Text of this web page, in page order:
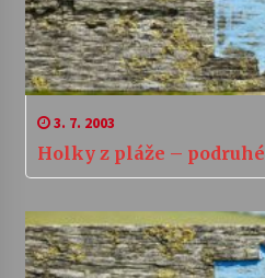
3. 7. 2003
Holky z pláže – podruhé